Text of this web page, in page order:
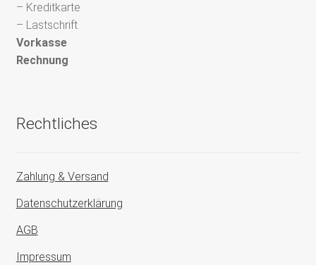
– Kreditkarte
– Lastschrift
Vorkasse
Rechnung
Rechtliches
Zahlung & Versand
Datenschutzerklärung
AGB
Impressum